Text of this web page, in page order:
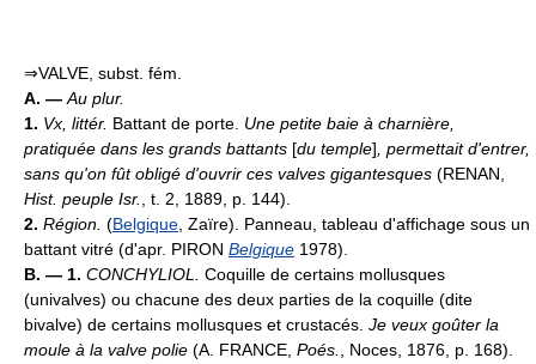
⇒VALVE, subst. fém.
A. — Au plur.
1. Vx, littér. Battant de porte. Une petite baie à charnière,
pratiquée dans les grands battants [du temple] , permettait d'entrer,
sans qu'on fût obligé d'ouvrir ces valves gigantesques (RENAN,
Hist. peuple Isr.
, t. 2, 1889, p. 144).
2. Région. (Belgique , Zaïre). Panneau, tableau d'affichage sous un
battant vitré (d'apr. PIRON Belgique 1978).
B. — 1. CONCHYLIOL. Coquille de certains mollusques
(univalves) ou chacune des deux parties de la coquille (dite
bivalve) de certains mollusques et crustacés. Je veux goûter la
moule à la valve polie (A. FRANCE, Poés.
, Noces, 1876, p. 168).